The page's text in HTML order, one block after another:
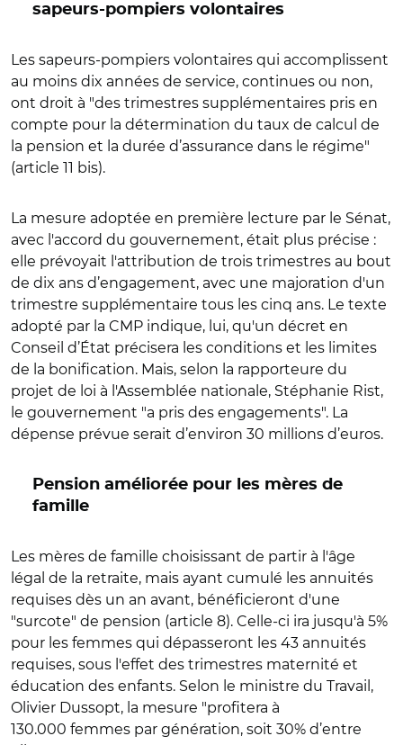
sapeurs-pompiers volontaires
Les sapeurs-pompiers volontaires qui accomplissent
au moins dix années de service, continues ou non,
ont droit à "des trimestres supplémentaires pris en
compte pour la détermination du taux de calcul de
la pension et la durée d’assurance dans le régime"
(article 11 bis).
La mesure adoptée en première lecture par le Sénat,
avec l'accord du gouvernement, était plus précise :
elle prévoyait l'attribution de trois trimestres au bout
de dix ans d’engagement, avec une majoration d'un
trimestre supplémentaire tous les cinq ans. Le texte
adopté par la CMP indique, lui, qu'un décret en
Conseil d’État précisera les conditions et les limites
de la bonification. Mais, selon la rapporteure du
projet de loi à l'Assemblée nationale, Stéphanie Rist,
le gouvernement "a pris des engagements". La
dépense prévue serait d’environ 30 millions d’euros.
Pension améliorée pour les mères de
famille
Les mères de famille choisissant de partir à l'âge
légal de la retraite, mais ayant cumulé les annuités
requises dès un an avant, bénéficieront d'une
"surcote" de pension (article 8). Celle-ci ira jusqu'à 5%
pour les femmes qui dépasseront les 43 annuités
requises, sous l'effet des trimestres maternité et
éducation des enfants. Selon le ministre du Travail,
Olivier Dussopt, la mesure "profitera à
130.000 femmes par génération, soit 30% d’entre